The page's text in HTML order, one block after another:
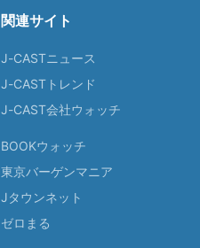
関連サイト
J-CASTニュース
J-CASTトレンド
J-CAST会社ウォッチ
BOOKウォッチ
東京バーゲンマニア
Jタウンネット
ゼロまる